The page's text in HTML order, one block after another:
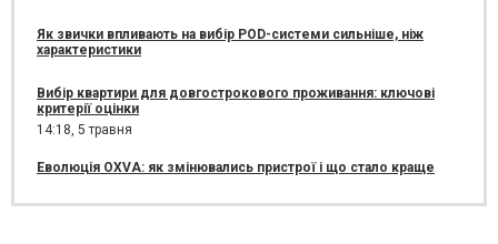
Як звички впливають на вибір POD-системи сильніше, ніж
характеристики
Вибір квартири для довгострокового проживання: ключові
критерії оцінки
14:18, 5 травня
Еволюція OXVA: як змінювались пристрої і що стало краще